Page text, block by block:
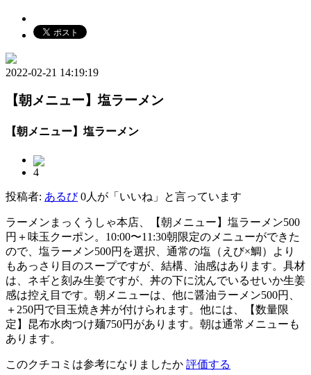
2022-02-21 14:19:19
【朝メニュー】塩ラーメン
【朝メニュー】塩ラーメン
4
投稿者: あるび 0人が「いいね」と言っています
ラーメンまっくうしゃ本店、【朝メニュー】塩ラーメン500
円＋味玉クーポン。10:00〜11:30朝限定のメニューができた
ので、塩ラーメン500円を選択、通常の塩（えび×鯛）より
もあっさり目のスープですが、結構、油感はあります。具材
は、ネギと刻み生姜ですが、丼の下に沈んでいるせいか生姜
感は控え目です。朝メニューは、他に醤油ラーメン500円、
＋250円で目玉焼き丼が付けられます。他には、【数量限
定】昆布水肉つけ麺750円があります。朝は通常メニューも
あります。
このクチコミは参考になりましたか 評価する